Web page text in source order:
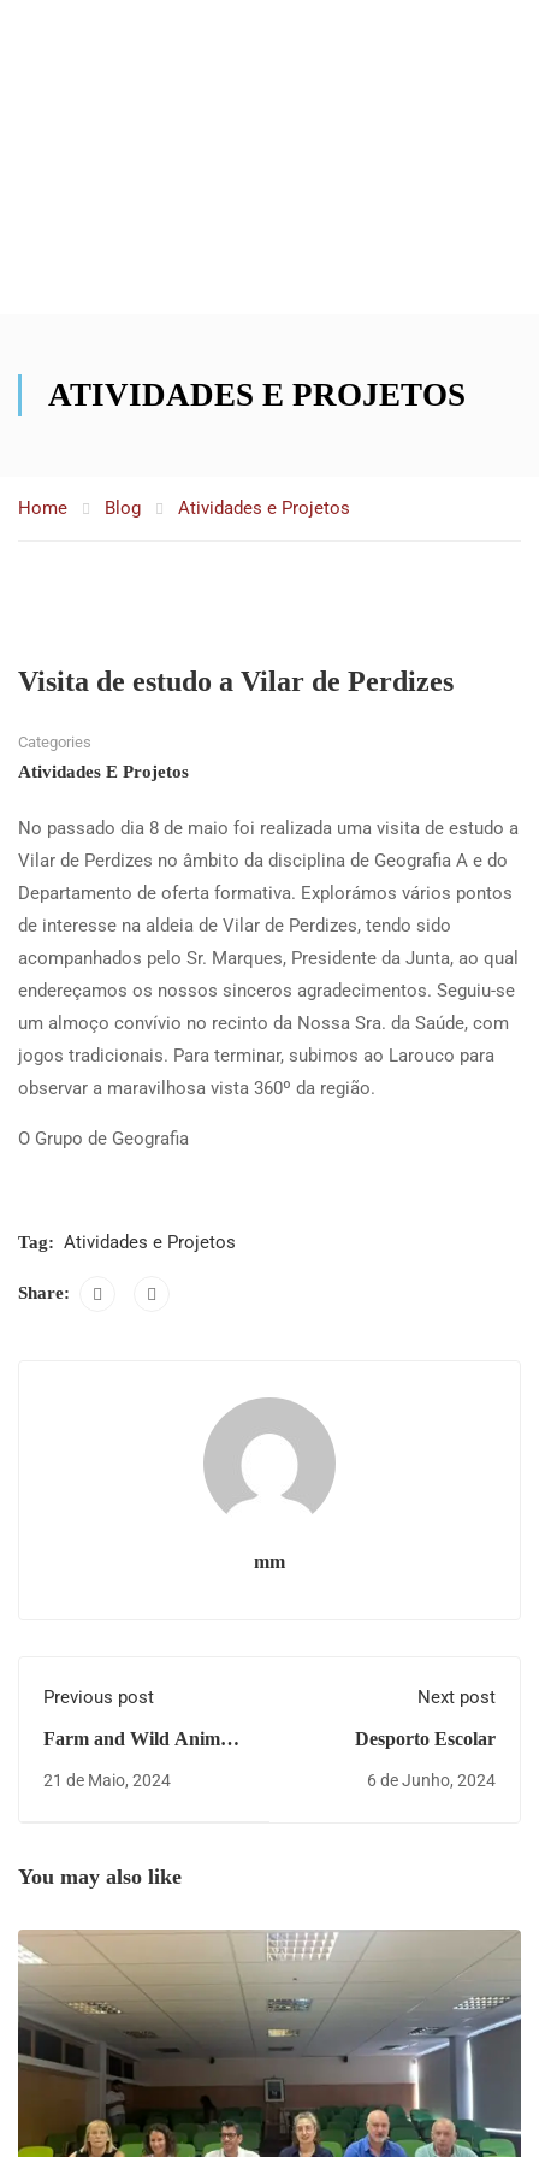
ATIVIDADES E PROJETOS
Home Blog Atividades e Projetos
Visita de estudo a Vilar de Perdizes
Categories
Atividades E Projetos
No passado dia 8 de maio foi realizada uma visita de estudo a
Vilar de Perdizes no âmbito da disciplina de Geografia A e do
Departamento de oferta formativa. Explorámos vários pontos
de interesse na aldeia de Vilar de Perdizes, tendo sido
acompanhados pelo Sr. Marques, Presidente da Junta, ao qual
endereçamos os nossos sinceros agradecimentos. Seguiu-se
um almoço convívio no recinto da Nossa Sra. da Saúde, com
jogos tradicionais. Para terminar, subimos ao Larouco para
observar a maravilhosa vista 360º da região.
O Grupo de Geografia
Tag: Atividades e Projetos
Share:
mm
Previous post
Farm and Wild Animals
21 de Maio, 2024
Next post
Desporto Escolar
6 de Junho, 2024
You may also like